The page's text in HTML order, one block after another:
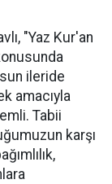
"Yaz Kur'an
ileride
amacıyla
Tabii
karşı